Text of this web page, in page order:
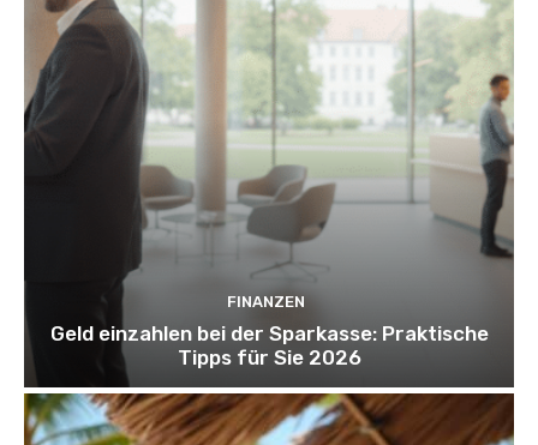
FINANZEN
Geld einzahlen bei der Sparkasse: Praktische
Tipps für Sie 2026